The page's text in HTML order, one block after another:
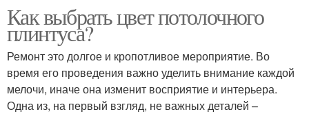
Как выбрать цвет потолочного
плинтуса?
Ремонт это долгое и кропотливое мероприятие. Во
время его проведения важно уделить внимание каждой
мелочи, иначе она изменит восприятие и интерьера.
Одна из, на первый взгляд, не важных деталей –